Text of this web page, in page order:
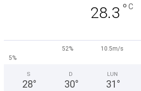
28.3 ° C
52%
10.5m/s
5%
S
28°
D
30°
LUN
31 °